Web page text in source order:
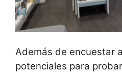
Además de encuestar
potenciales para